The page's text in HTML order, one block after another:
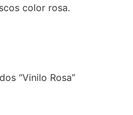
color rosa.
“Vinilo Rosa”